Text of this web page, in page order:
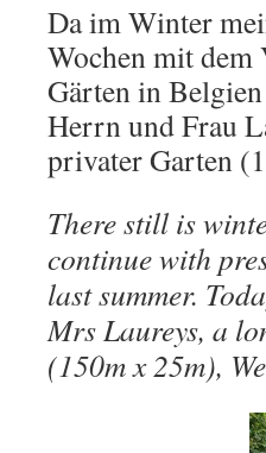
Da im Winter
Wochen mit dem
Gärten in
Herrn und Frau
privater Garten
There still is
continue with
last summer.
Mrs Laureys, a
(150m x 25m),